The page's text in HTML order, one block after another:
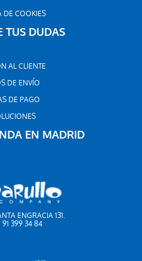
DE COOKIES
TUS DUDAS
AL CLIENTE
DE ENVÍO
DE PAGO
EN MADRID
ENGRACIA 131.
399 34 84